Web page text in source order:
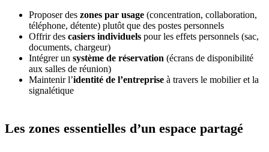
Proposer des zones par usage (concentration, collaboration,
téléphone, détente) plutôt que des postes personnels
Offrir des casiers individuels pour les effets personnels (sac,
documents, chargeur)
Intégrer un système de réservation (écrans de disponibilité
aux salles de réunion)
Maintenir l’identité de l’entreprise à travers le mobilier et la
signalétique
Les zones essentielles d’un espace partagé